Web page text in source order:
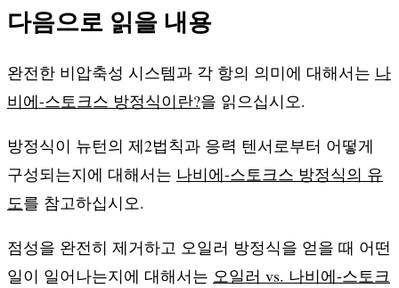
다음으로 읽을 내용
완전한 비압축성 시스템과 각 항의 의미에 대해서는 나
비에-스토크스 방정식이란?을 읽으십시오.
방정식이 뉴턴의 제2법칙과 응력 텐서로부터 어떻게
구성되는지에 대해서는 나비에-스토크스 방정식의 유
도를 참고하십시오.
점성을 완전히 제거하고 오일러 방정식을 얻을 때 어떤
일이 일어나는지에 대해서는 오일러 vs. 나비에-스토크